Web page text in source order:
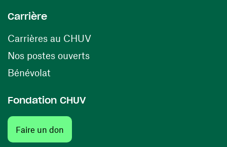
Carrière
Carrières au CHUV(ouvre une nouvelle fenêtre)
Nos postes ouverts(ouvre une nouvelle fenêtre)
Bénévolat
Fondation CHUV
Faire un don